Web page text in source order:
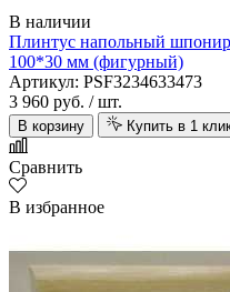
В наличии
Плинтус напольный
100*30 мм (фигурный)
Артикул: PSF3234633473
3 960 руб. / шт.
В корзину Купить в 1
Сравнить
В избранное